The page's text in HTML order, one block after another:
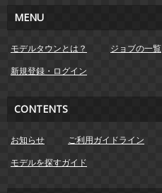
MENU
モデルタウンとは？ ジョブの一覧
新規登録・ログイン
CONTENTS
お知らせ ご利用ガイドライン
モデルを探すガイド